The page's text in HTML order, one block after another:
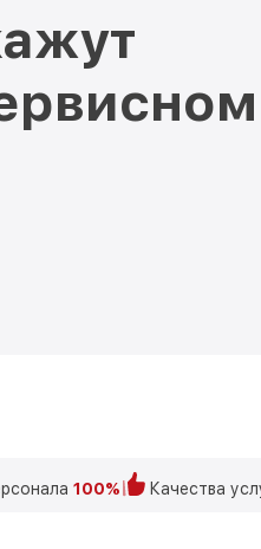
100% Качества